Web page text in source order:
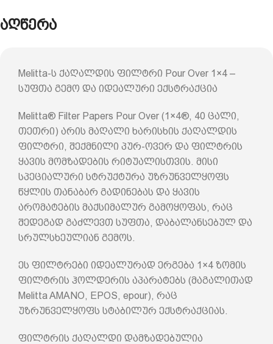
აღწერა
Melitta-ს ქაღალდის ფილტრი Pour Over 1×4 –
სუფთა გემო და იდეალური ექსტრაქცია
Melitta® Filter Papers Pour Over (1×4®, 40 ცალი,
თეთრი) არის მაღალი ხარისხის ქაღალდის
ფილტრი, შექმნილი პურ-ოვერ და ფილტრის
ყავის მომზადების რიტუალისთვის. მისი
სპეციალური სტრუქტურა უზრუნველყოფს
წყლის თანაბარ გადინებას და ყავის
არომატების მაქსიმალურ გამოყოფას, რაც
შედეგად გაძლევთ სუფთა, დაბალანსებულ და
სრულსხეულიან გემოს.
ეს ფილტრები იდეალურად ერგება 1×4 ზომის
ფილტრის ჰოლდერის აპარატებს (მაგალითად
Melitta AMANO, EPOS, epour), რაც
უზრუნველყოფს სტაბილურ ექსტრაქციას.
ფილტრის ქაღალდი დამზადებულია